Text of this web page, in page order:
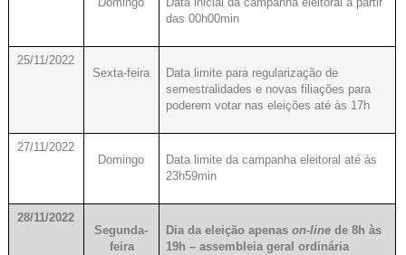
Domingo
Data inicial da campanha eleitoral a partir
das 00h00min
25/11/2022
Sexta-feira
Data limite para regularização de
semestralidades e novas filiações para
poderem votar nas eleições até às 17h
27/11/2022
Domingo
Data limite da campanha eleitoral até às
23h59min
28/11/2022
Segunda-
feira
Dia da eleição apenas on-linede 8h às
19h – assembleia geral ordinária